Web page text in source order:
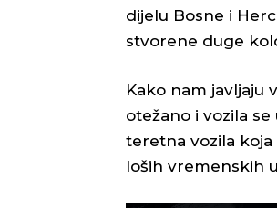
dijelu Bosne i
stvorene duge
Kako nam javljaju
otežano i vozila
teretna vozila koja
loših vremenskih